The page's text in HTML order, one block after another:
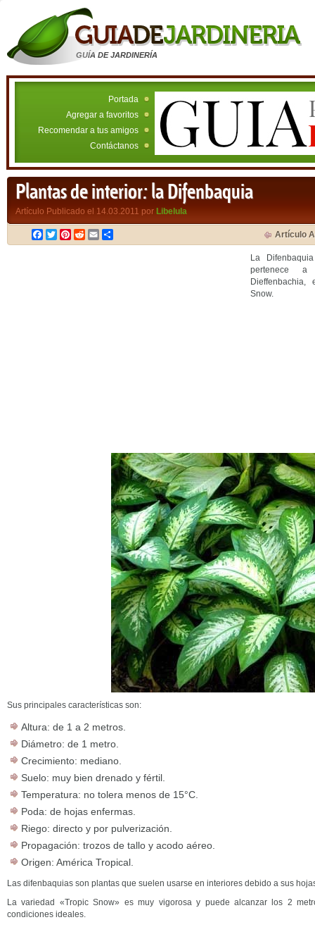
GUÍA DE JARDINERÍA
Portada
Agregar a favoritos
Recomendar a tus amigos
Contáctanos
Plantas de interior: la Difenbaquia
Artículo Publicado el 14.03.2011 por Libelula
Facebook
TwitterPinterest
RedditEmail Artículo
La
pertenece
Dieffenbachia,
Snow.
Sus principales características son:
Altura: de 1 a 2 metros.
Diámetro: de 1 metro.
Crecimiento: mediano.
Suelo: muy bien drenado y fértil.
Temperatura: no tolera menos de 15°C.
Poda: de hojas enfermas.
Riego: directo y por pulverización.
Propagación: trozos de tallo y acodo aéreo.
Origen: América Tropical.
Las difenbaquias son plantas que suelen usarse en interiores debido a sus
La variedad «Tropic Snow» es muy vigorosa y puede alcanzar los 2
condiciones ideales.